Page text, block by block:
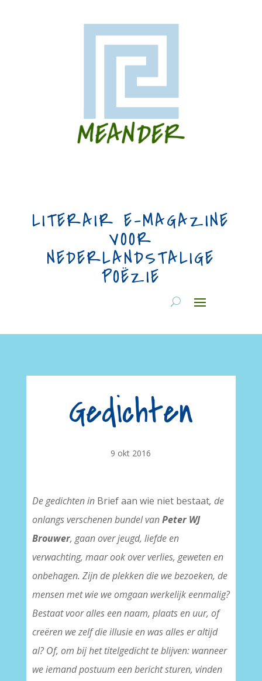
LITERAIR E-MAGAZINE
VOOR
NEDERLANDSTALIGE
POËZIE
Gedichten
9 okt 2016
De gedichten in Brief aan wie niet bestaat, de
onlangs verschenen bundel vanPeter WJ
Brouwer, gaan over jeugd, liefde en
verwachting, maar ook over verlies, geweten en
onbehagen. Zijn de plekken die we bezoeken, de
mensen met wie we omgaan werkelijk eenmalig?
Bestaat voor alles een naam, plaats en uur, of
creëren we zelf die illusie en was alles er altijd
al? Of, om bij het titelgedicht te blijven: wanneer
we iemand postuum een bericht sturen, vinden